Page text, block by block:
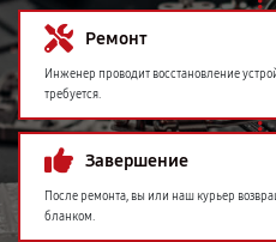
Ремонт
Инженер проводит восстановление
требуется.
Завершение
После ремонта, вы или наш курьер
бланком.